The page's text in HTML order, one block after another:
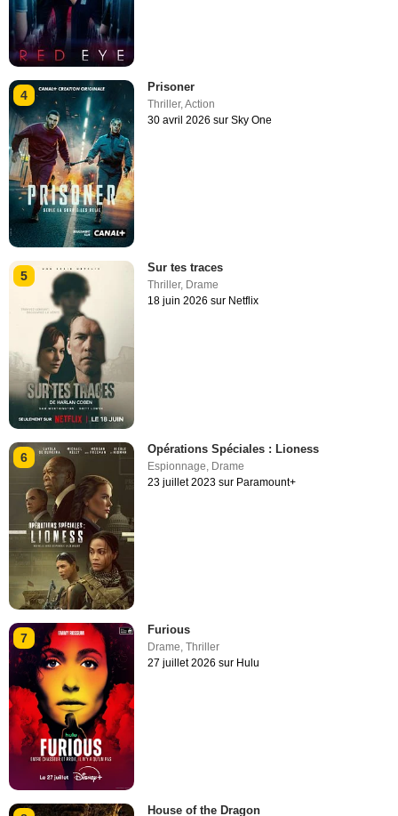
4
Prisoner
Thriller,Action
30 avril 2026 sur Sky One
5
Sur tes traces
Thriller, Drame
18 juin 2026 sur Netflix
6
Opérations Spéciales : Lioness
Espionnage Drame
23 juillet 2023 sur Paramount+
7
Furious
Drame,Thriller
27 juillet 2026 sur Hulu
House of the Dragon